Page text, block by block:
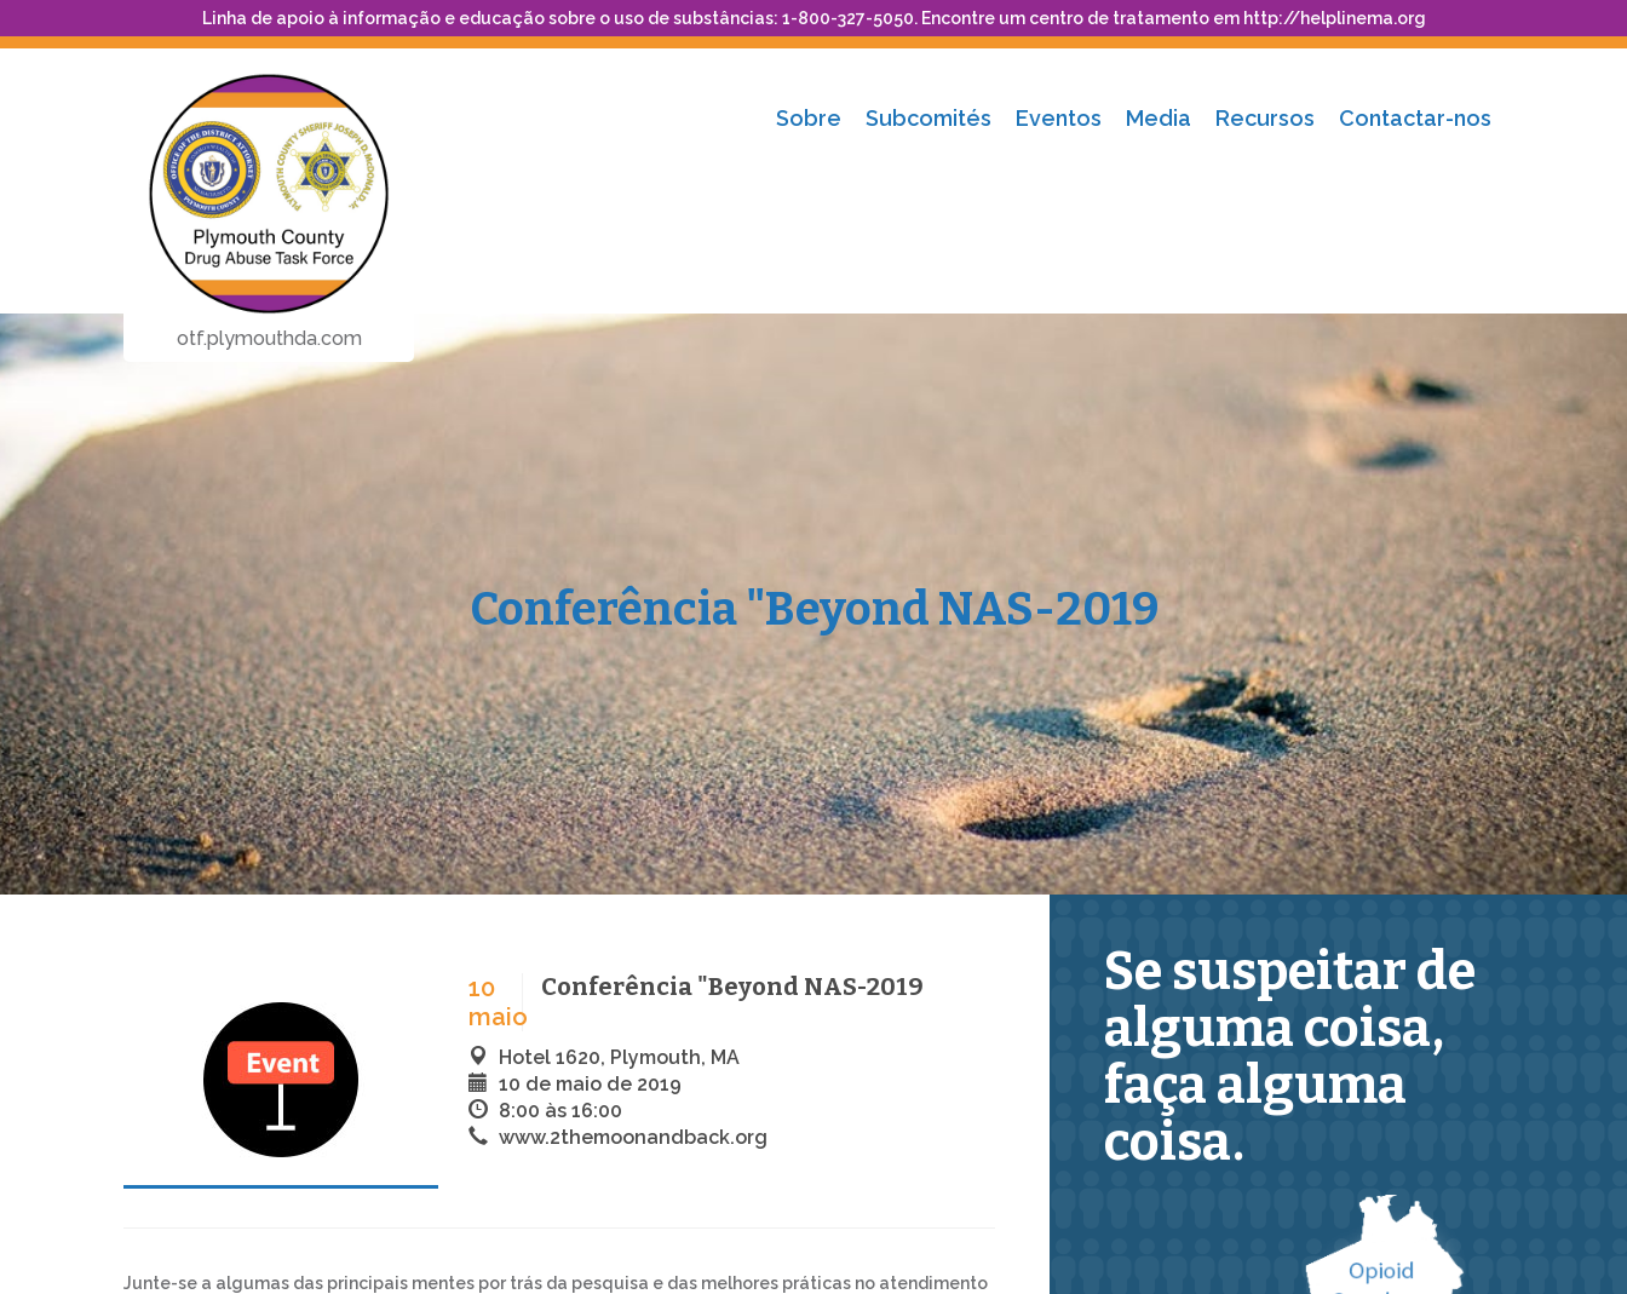
Linha de apoio à informação e educação sobre o uso de substâncias: 1-800-327-5050. Encontre um centro de tratamento em http://helplinema.org
otf.plymouthda.com
Sobre Subcomités Eventos Media Recursos Contactar-nos
Conferência "Beyond NAS-2019
10
maio
Conferência "Beyond NAS-2019
Hotel 1620, Plymouth, MA
10 de maio de 2019
8:00 às 16:00
www.2themoonandback.org
Junte-se a algumas das principais mentes por trás da pesquisa e das melhores práticas no atendimento
Se suspeitar de
alguma coisa,
faça alguma
coisa.